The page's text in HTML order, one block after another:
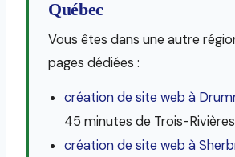
Québec
Vous êtes dans une autre
pages dédiées :
création de site web à
45 minutes de Trois-
création de site web à